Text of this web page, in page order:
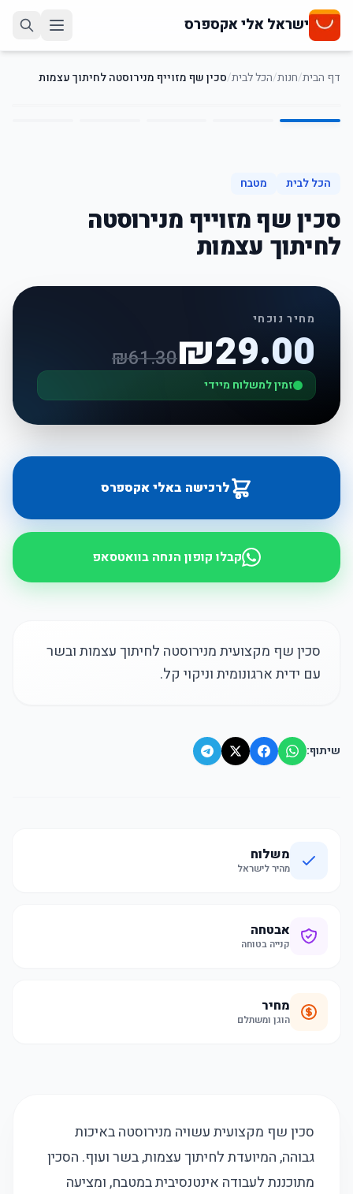
ישראל אלי אקספרס
דף הבית/חנות/הכל לבית/סכין שף מזוייף מנירוסטה לחיתוך עצמות
1
/
5
הכל לבית מטבח
סכין שף מזוייף מנירוסטה
לחיתוך עצמות
מחיר נוכחי
₪29.00
₪61.30
זמין למשלוח מיידי
לרכישה באלי אקספרס
קבלו קופון הנחה בוואטסאפ
סכין שף מקצועית מנירוסטה לחיתוך עצמות ובשר
עם ידית ארגונומית וניקוי קל.
שיתוף:
משלוח
מהיר לישראל
אבטחה
קנייה בטוחה
מחיר
הוגן ומשתלם
סכין שף מקצועית עשויה מנירוסטה באיכות
גבוהה, המיועדת לחיתוך עצמות, בשר ועוף. הסכין
מתוכננת לעבודה אינטנסיבית במטבח, ומציעה